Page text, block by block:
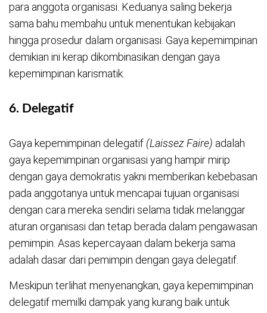
para anggota organisasi. Keduanya saling bekerja
sama bahu membahu untuk menentukan kebijakan
hingga prosedur dalam organisasi. Gaya kepemimpinan
demikian ini kerap dikombinasikan dengan gaya
kepemimpinan karismatik.
6. Delegatif
Gaya kepemimpinan delegatif (Laissez Faire) adalah
gaya kepemimpinan organisasi yang hampir mirip
dengan gaya demokratis yakni memberikan kebebasan
pada anggotanya untuk mencapai tujuan organisasi
dengan cara mereka sendiri selama tidak melanggar
aturan organisasi dan tetap berada dalam pengawasan
pemimpin. Asas kepercayaan dalam bekerja sama
adalah dasar dari pemimpin dengan gaya delegatif.
Meskipun terlihat menyenangkan, gaya kepemimpinan
delegatif memilki dampak yang kurang baik untuk